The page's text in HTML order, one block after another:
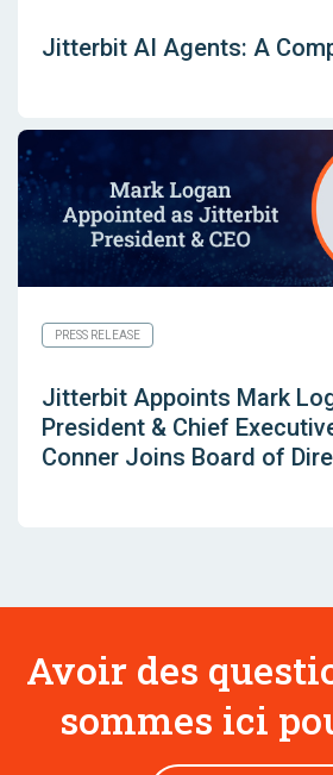
Jitterbit AI Agents: A
PRESS RELEASE
Jitterbit Appoints Mark
President & Chief
Conner Joins Board of
Avoir des
sommes ici